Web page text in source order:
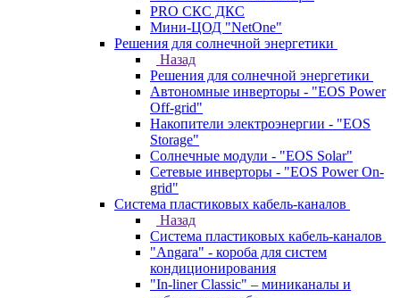
PRO СКС ДКС
Мини-ЦОД "NetOne"
Решения для солнечной энергетики
Назад
Решения для солнечной энергетики
Автономные инверторы - "EOS Power
Off-grid"
Накопители электроэнергии - "EOS
Storage"
Солнечные модули - "EOS Solar"
Сетевые инверторы - "EOS Power On-
grid"
Система пластиковых кабель-каналов
Назад
Система пластиковых кабель-каналов
"Angara" - короба для систем
кондиционирования
"In-liner Classic" – миниканалы и